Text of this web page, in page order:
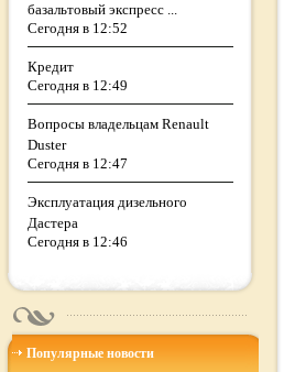
базальтовый экспресс ...
Сегодня в 12:52
Кредит
Сегодня в 12:49
Вопросы владельцам Renault
Duster
Сегодня в 12:47
Эксплуатация дизельного
Дастера
Сегодня в 12:46
Популярные новости